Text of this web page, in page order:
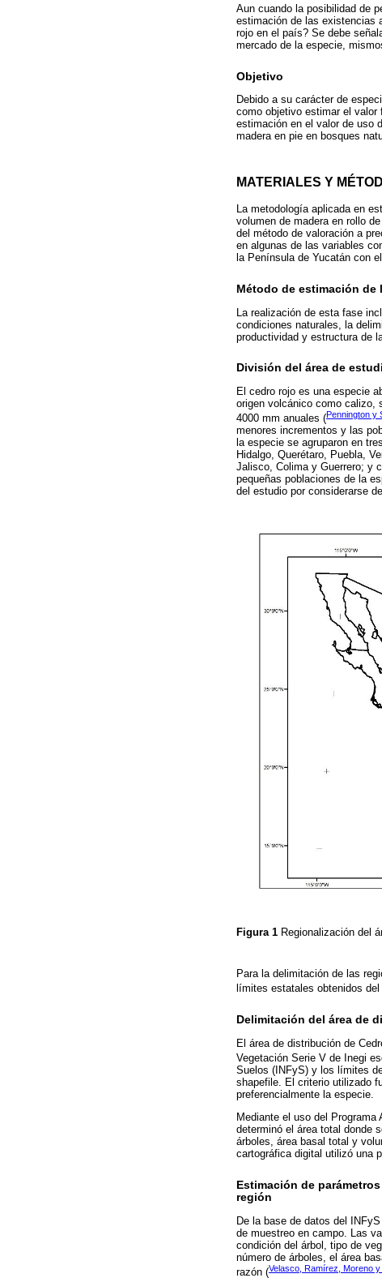
Aun cuando la posibilidad de
estimación de las existencias
rojo en el país? Se debe
mercado de la especie,
Objetivo
Debido a su carácter de
como objetivo estimar el
estimación en el valor de uso
madera en pie en bosques
MATERIALES Y
La metodología aplicada en
volumen de madera en rollo
del método de valoración a
en algunas de las variables
la Península de Yucatán con
Método de estimación
La realización de esta fase
condiciones naturales, la
productividad y estructura de
División del área de
El cedro rojo es una especie
origen volcánico como calizo,
4000 mm anuales (Pennington y
menores incrementos y las
la especie se agruparon en
Hidalgo, Querétaro, Puebla,
Jalisco, Colima y Guerrero; y
pequeñas poblaciones de la
del estudio por considerarse
Figura 1 Regionalización del
Para la delimitación de las
límites estatales obtenidos
Delimitación del área de
El área de distribución de
Vegetación Serie V de Inegi
Suelos (INFyS) y los límites
shapefile. El criterio utilizado
preferencialmente la especie.
Mediante el uso del
determinó el área total donde
árboles, área basal total y
cartográfica digital utilizó una
Estimación de
región
De la base de datos del
de muestreo en campo. Las
condición del árbol, tipo de
número de árboles, el área
razón (Velasco, Ramírez, Moreno